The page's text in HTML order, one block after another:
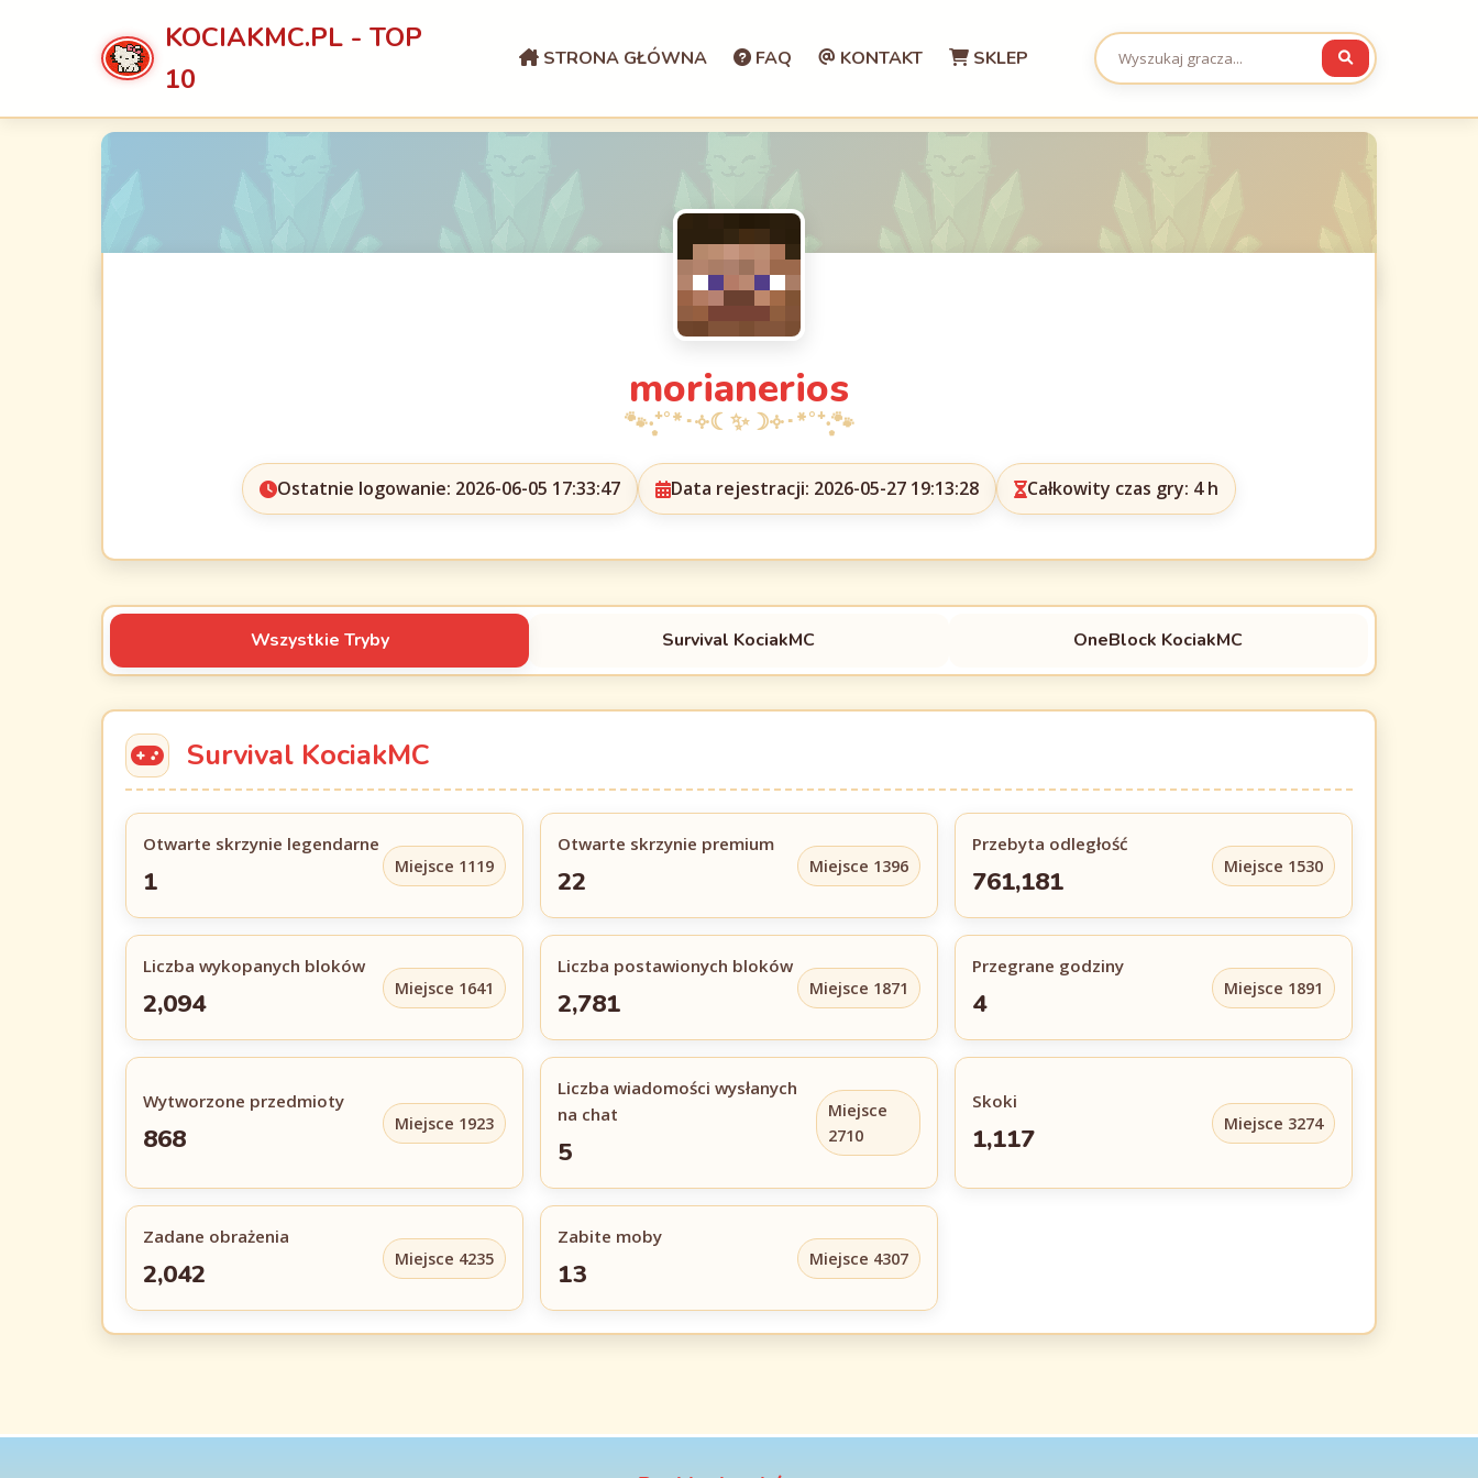
KOCIAKMC.PL - TOP
10
STRONA GŁÓWNA FAQ KONTAKT SKLEP
morianerios
Ostatnie logowanie: 2026-06-05 17:33:47 Data rejestracji: 2026-05-27 19:13:28 Całkowity czas gry: 4 h
Wszystkie Tryby Survival KociakMC OneBlock KociakMC
Survival KociakMC
Otwarte skrzynie legendarne
1 Miejsce 1119
Otwarte skrzynie premium
22 Miejsce 1396
Przebyta odległość
761,181 Miejsce 1530
Liczba wykopanych bloków
2,094 Miejsce 1641
Liczba postawionych bloków
2,781 Miejsce 1871
Przegrane godziny
4 Miejsce 1891
Wytworzone przedmioty
868 Miejsce 1923
Liczba wiadomości wysłanych
na chat
5
Miejsce
2710
Skoki
1,117 Miejsce 3274
Zadane obrażenia
2,042 Miejsce 4235
Zabite moby
13 Miejsce 4307